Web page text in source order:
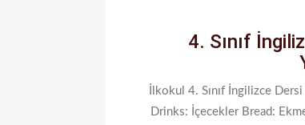
4. Sınıf
İlkokul 4. Sınıf İngilizce
Drinks: İçecekler Bread: